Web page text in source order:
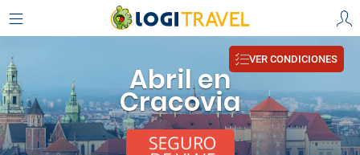
Abril en
Cracovia
VER CONDICIONES